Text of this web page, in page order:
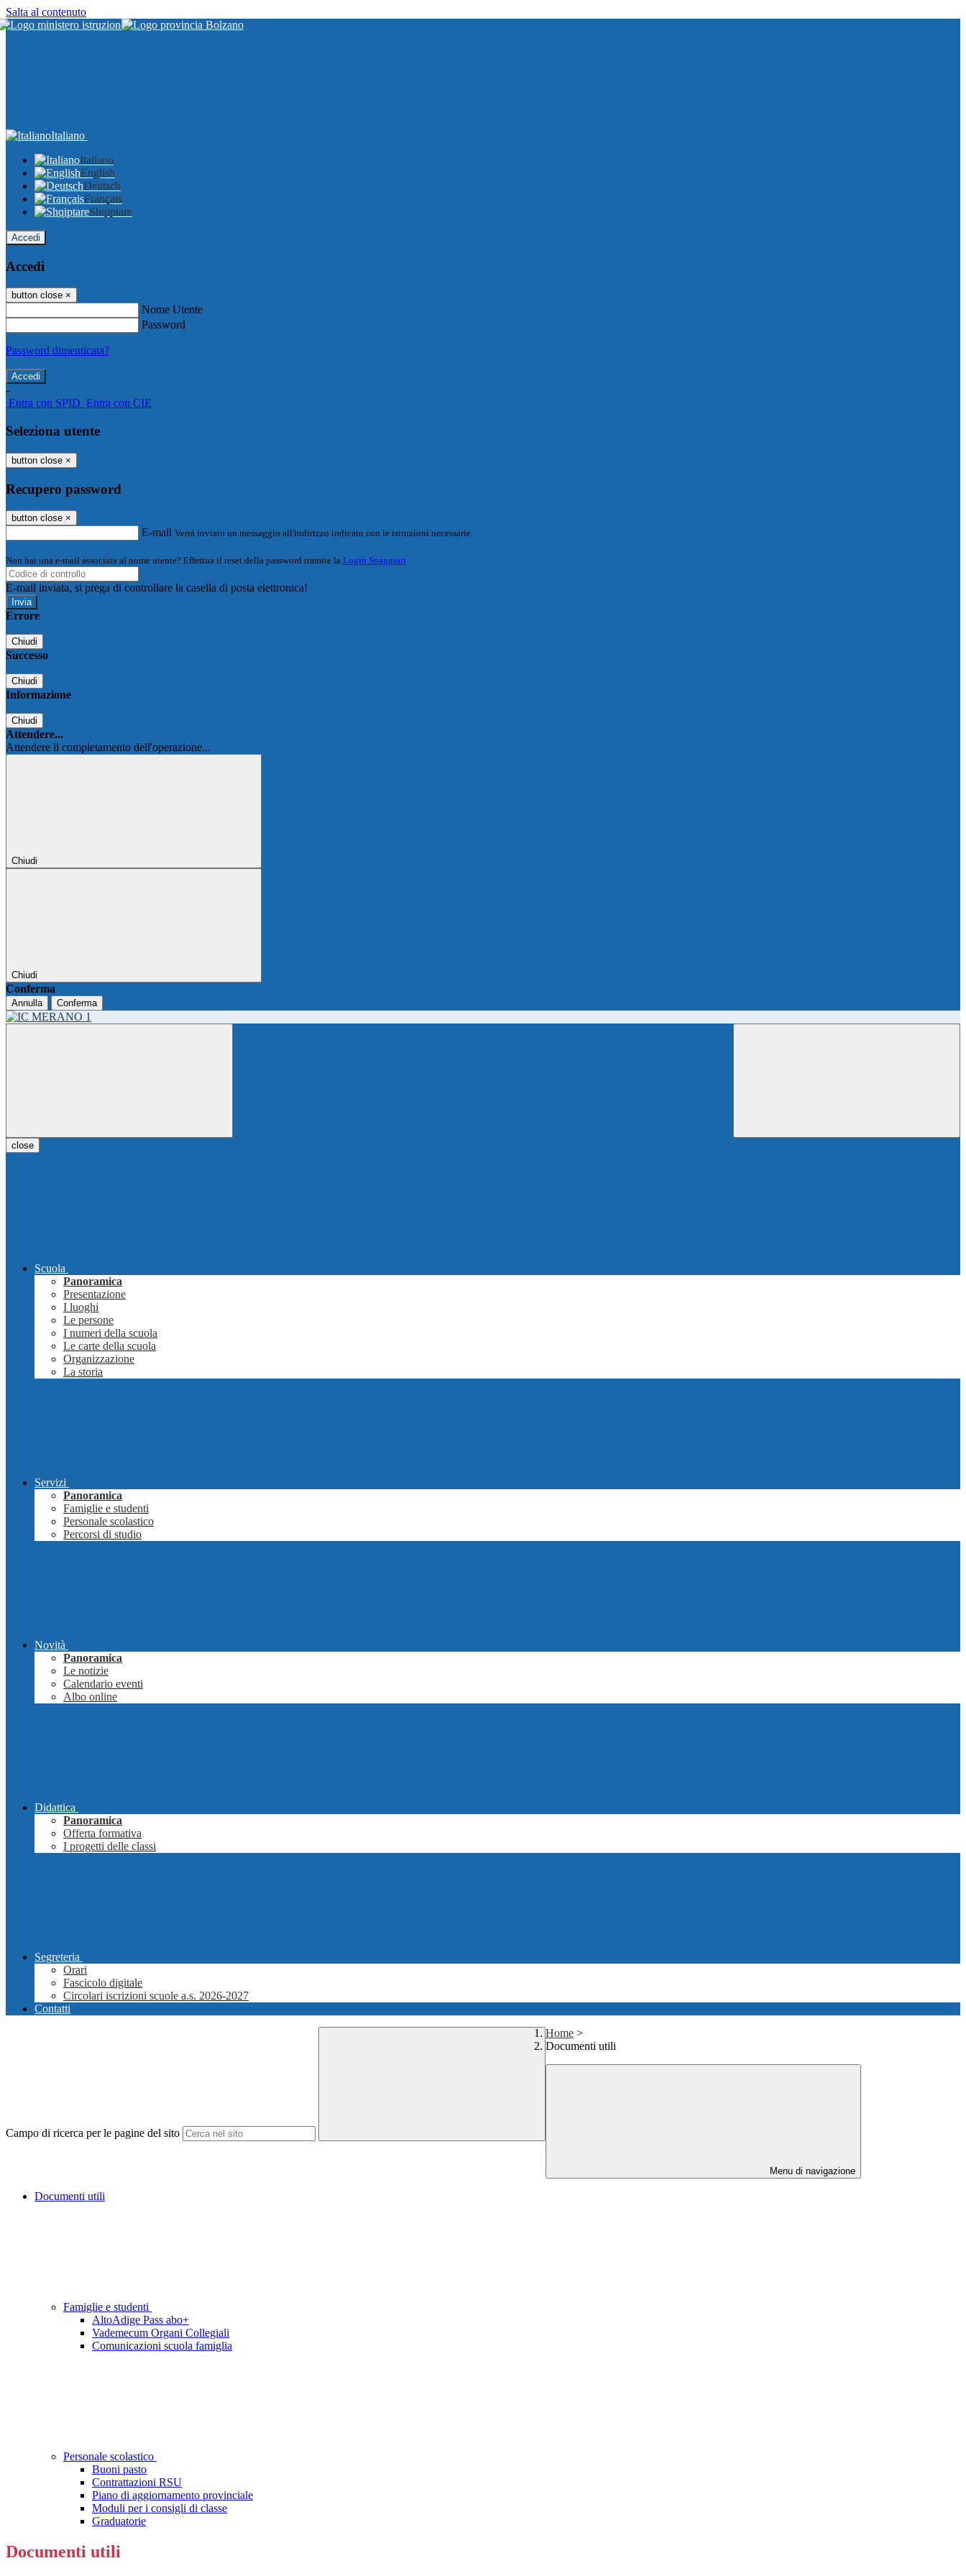
Salta al contenuto
Italiano
Italiano
English
Deutsch
Français
Shqiptare
Accedi
Accedi
button close ×
Nome Utente
Password
Password dimenticata?
-
Entra con SPID Entra con CIE
Seleziona utente
button close ×
Recupero password
button close ×
E-mail Verrà inviato un messaggio all'indirizzo indicato con le istruzioni necessarie.
Non hai una e-mail associata al nome utente? Effettua il reset della password tramite la Login Spaggiari
E-mail inviata, si prega di controllare la casella di posta elettronica!
Errore
Chiudi
Successo
Chiudi
Informazione
Chiudi
Attendere...
Attendere il completamento dell'operazione...
Chiudi
Chiudi
Conferma
Annulla Conferma
close
Scuola
Panoramica
Presentazione
I luoghi
Le persone
I numeri della scuola
Le carte della scuola
Organizzazione
La storia
Servizi
Panoramica
Famiglie e studenti
Personale scolastico
Percorsi di studio
Novità
Panoramica
Le notizie
Calendario eventi
Albo online
Didattica
Panoramica
Offerta formativa
I progetti delle classi
Segreteria
Orari
Fascicolo digitale
Circolari iscrizioni scuole a.s. 2026-2027
Contatti
Campo di ricerca per le pagine del sito
Home >
Documenti utili
Menu di navigazione
Documenti utili
Famiglie e studenti
AltoAdige Pass abo+
Vademecum Organi Collegiali
Comunicazioni scuola famiglia
Personale scolastico
Buoni pasto
Contrattazioni RSU
Piano di aggiornamento provinciale
Moduli per i consigli di classe
Graduatorie
Documenti utili